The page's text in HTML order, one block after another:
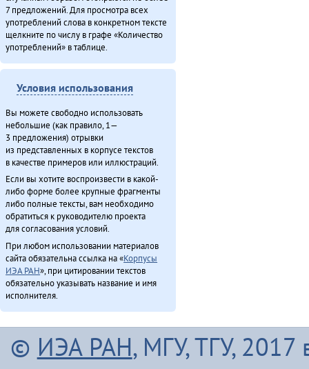
7 предложений. Для просмотра всех
употреблений слова в конкретном тексте
щелкните по числу в графе «Количество
употреблений» в таблице.
Условия использования
Вы можете свободно использовать
небольшие (как правило, 1—
3 предложения) отрывки
из представленных в корпусе текстов
в качестве примеров или иллюстраций.
Если вы хотите воспроизвести в какой-
либо форме более крупные фрагменты
либо полные тексты, вам необходимо
обратиться к руководителю проекта
для согласования условий.
При любом использовании материалов
сайта обязательна ссылка на «Корпусы
ИЭА РАН», при цитировании текстов
обязательно указывать название и имя
исполнителя.
© ИЭА РАН, МГУ, ТГУ, 2017